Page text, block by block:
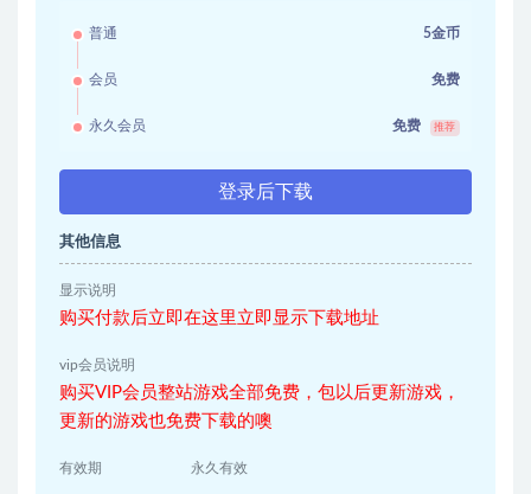
普通 5金币
会员 免费
永久会员 免费 推荐
登录后下载
其他信息
显示说明
购买付款后立即在这里立即显示下载地址
vip会员说明
购买VIP会员整站游戏全部免费，包以后更新游戏，
更新的游戏也免费下载的噢
有效期 永久有效